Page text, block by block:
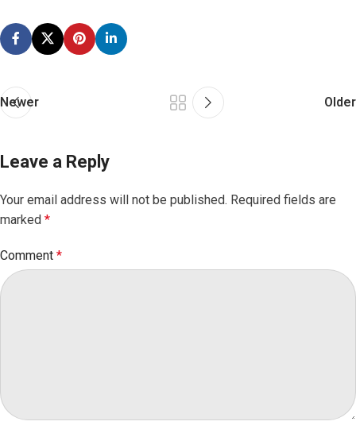
Newer Older
Leave a Reply
Your email address will not be published. Required fields are
marked *
Comment *